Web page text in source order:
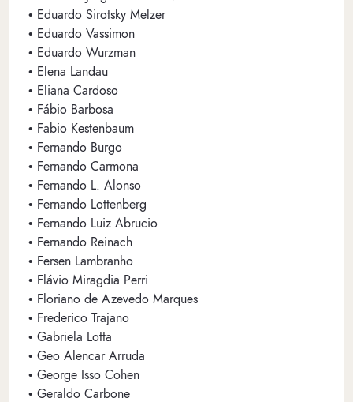
• Eduardo Sirotsky Melzer
• Eduardo Vassimon
• Eduardo Wurzman
• Elena Landau
• Eliana Cardoso
• Fábio Barbosa
• Fabio Kestenbaum
• Fernando Burgo
• Fernando Carmona
• Fernando L. Alonso
• Fernando Lottenberg
• Fernando Luiz Abrucio
• Fernando Reinach
• Fersen Lambranho
• Flávio Miragdia Perri
• Floriano de Azevedo Marques
• Frederico Trajano
• Gabriela Lotta
• Geo Alencar Arruda
• George Isso Cohen
• Geraldo Carbone